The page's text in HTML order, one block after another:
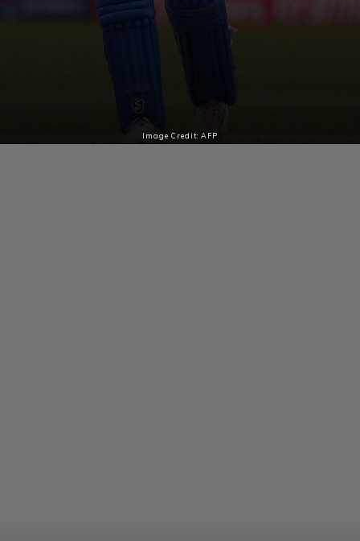
Image Credit: AFP